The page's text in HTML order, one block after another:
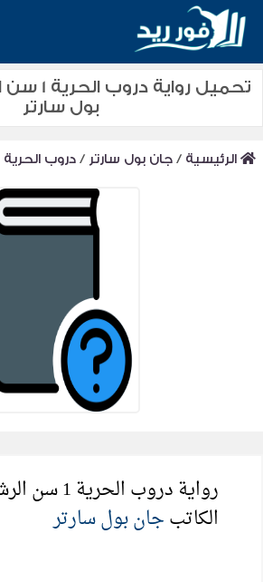
بول سارتر
الرئيسية /جان بول سارتر /دروب الحرية 1 سن الرشد
رواية دروب الحرية 1 سن الرشد
الكاتبجان بول سارتر